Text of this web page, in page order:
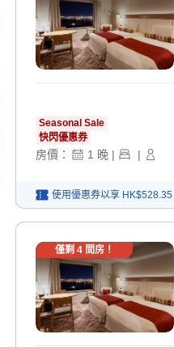
Seasonal Sale
快閃優惠券
房價： 1 晚 | |
使用優惠券以享 HK$528.35
僅剩 4間房！